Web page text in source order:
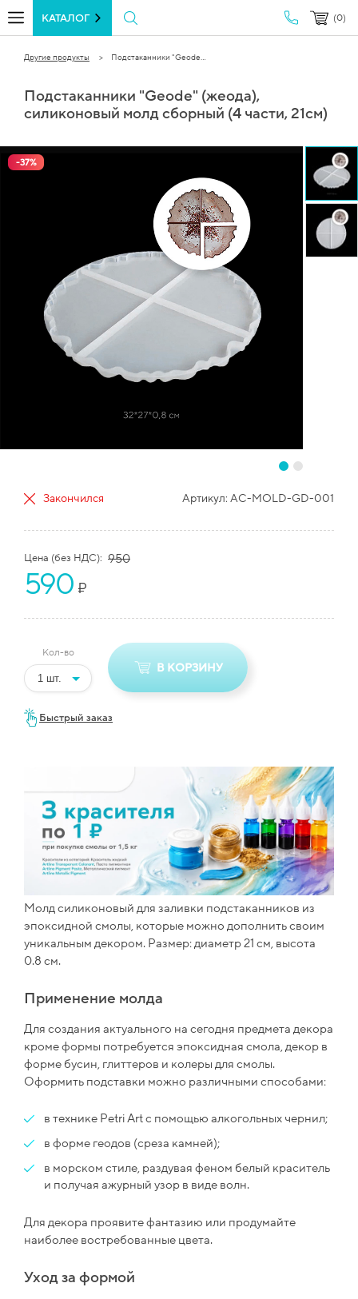
КАТАЛОГ (0)
Другие продукты Подстаканники "Geode...
Подстаканники "Geode" (жеода),
силиконовый молд сборный (4 части, 21см)
-37%
Закончился Артикул: AC-MOLD-GD-001
Цена (без НДС): 950
590 ₽
Кол-во
В КОРЗИНУ
Быстрый заказ
Молд силиконовый для заливки подстаканников из
эпоксидной смолы, которые можно дополнить своим
уникальным декором. Размер: диаметр 21 см, высота
0.8 см.
Применение молда
Для создания актуального на сегодня предмета декора
кроме формы потребуется эпоксидная смола, декор в
форме бусин, глиттеров и колеры для смолы.
Оформить подставки можно различными способами:
в технике Petri Art с помощью алкогольных чернил;
в форме геодов (среза камней);
в морском стиле, раздувая феном белый краситель
и получая ажурный узор в виде волн.
Для декора проявите фантазию или продумайте
наиболее востребованные цвета.
Уход за формой